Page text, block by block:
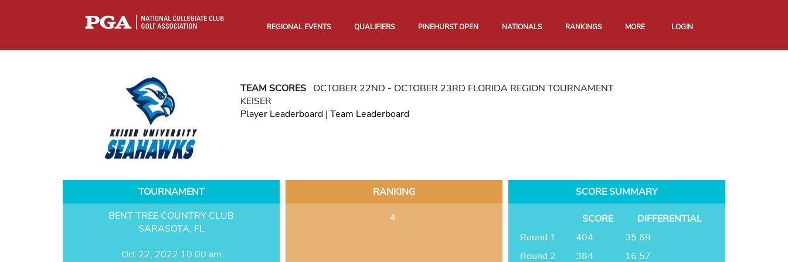
REGIONAL EVENTS QUALIFIERS PINEHURST OPEN NATIONALS RANKINGS MORE LOGIN
TEAM SCORESOCTOBER 22ND - OCTOBER 23RD FLORIDA REGION TOURNAMENT
KEISER
Player Leaderboard| Team Leaderboard
TOURNAMENT
BENT TREE COUNTRY CLUB
SARASOTA, FL
Oct 22, 2022 10:00 am
RANKING
4
SCORE SUMMARY
SCORE
DIFFERENTIAL
Round 1
404
35.68
Round 2
384
16.57